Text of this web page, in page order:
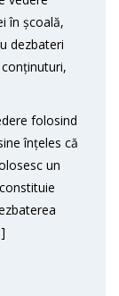
în școală,
dezbateri
folosind
înțeles că
un